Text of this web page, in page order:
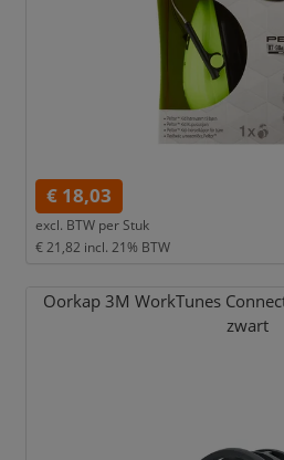
€ 18,03
excl. BTW per Stuk
€ 21,82 incl. 21% BTW
Oorkap 3M WorkTunes
zwart